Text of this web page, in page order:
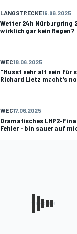
LANGSTRECKE19.06.2025
Wetter 24h Nürburgring
wirklich gar kein Regen?
WEC18.06.2025
"Musst sehr alt sein für
Richard Lietz macht's
WEC17.06.2025
Dramatisches LMP2-
Fehler - bin sauer auf